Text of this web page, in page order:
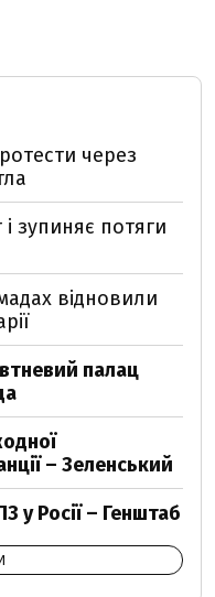
через
зупиняє потяги
відновили
палац
– Зеленський
у Росії – Генштаб